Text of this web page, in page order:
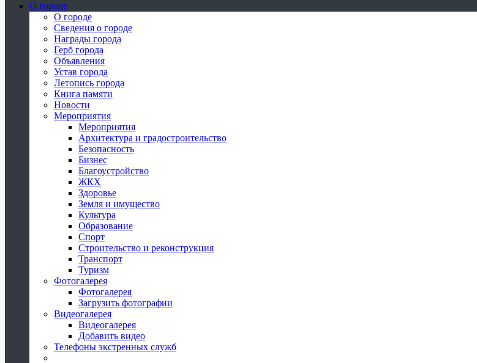
О городе
О городе
Сведения о городе
Награды города
Герб города
Объявления
Устав города
Летопись города
Книга памяти
Новости
Мероприятия
Мероприятия
Архитектура и градостроительство
Безопасность
Бизнес
Благоустройство
ЖКХ
Здоровье
Земля и имущество
Культура
Образование
Спорт
Строительство и реконструкция
Транспорт
Туризм
Фотогалерея
Фотогалерея
Загрузить фотографии
Видеогалерея
Видеогалерея
Добавить видео
Телефоны экстренных служб